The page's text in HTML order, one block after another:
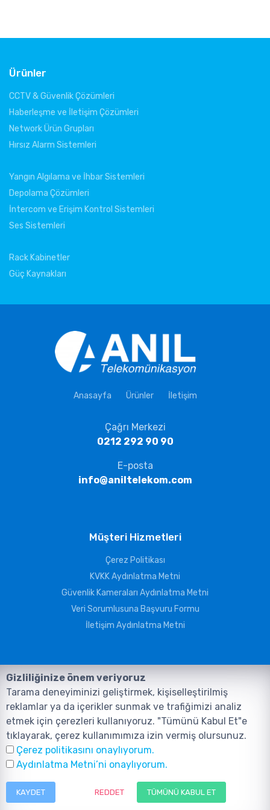
Ürünler
CCTV & Güvenlik Çözümleri
Haberleşme ve İletişim Çözümleri
Network Ürün Grupları
Hırsız Alarm Sistemleri
Yangın Algılama ve İhbar Sistemleri
Depolama Çözümleri
İntercom ve Erişim Kontrol Sistemleri
Ses Sistemleri
Rack Kabinetler
Güç Kaynakları
Anasayfa Ürünler İletişim
Çağrı Merkezi
0212 292 90 90
E-posta
info@aniltelekom.com
Müşteri Hizmetleri
Çerez Politikası
KVKK Aydınlatma Metni
Güvenlik Kameraları Aydınlatma Metni
Veri Sorumlusuna Başvuru Formu
İletişim Aydınlatma Metni
©2026, Tüm Hakları ANIL TELEKOMÜNİKASYON GÜVENLİK VE BİLİŞİM
SİSTEMLERİ SAN. TİC. LTD. ŞTİ. aittir.Tasarım ve Yazılım:
Tasarım Yazılım ve Teknoloji
Gizliliğinize önem veriyoruz
Tarama deneyiminizi geliştirmek, kişiselleştirilmiş
reklamlar ya da içerikler sunmak ve trafiğimizi analiz
etmek için çerezleri kullanıyoruz. "Tümünü Kabul Et"e
tıklayarak, çerez kullanımımıza izin vermiş olursunuz.
Çerez politikasını onaylıyorum.
Aydınlatma Metni’ni onaylıyorum.
KAYDET REDDET TÜMÜNÜ KABUL ET